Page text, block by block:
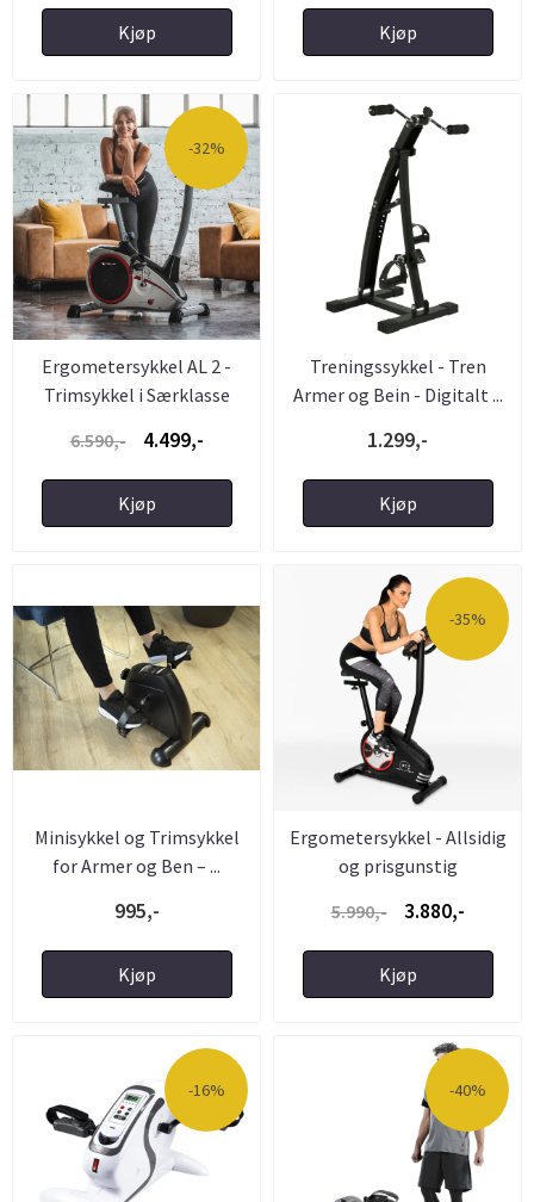
Kjøp Kjøp
-32%
Ergometersykkel AL 2 -
Trimsykkel i Særklasse
6.590,-
4.499,-
Kjøp
Treningssykkel - Tren
Armer og Bein - Digitalt ...
1.299,-
Kjøp
Minisykkel og Trimsykkel
for Armer og Ben – ...
995,-
Kjøp
-35%
Ergometersykkel - Allsidig
og prisgunstig
5.990,-
3.880,-
Kjøp
-16% -40%